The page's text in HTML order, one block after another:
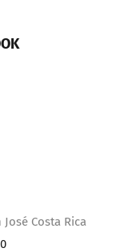
Costa Rica